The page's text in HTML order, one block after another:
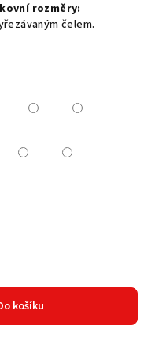
rozměry:
čelem.
košíku